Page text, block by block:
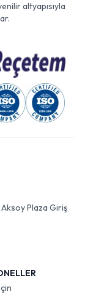
altyapısıyla
Plaza Giriş